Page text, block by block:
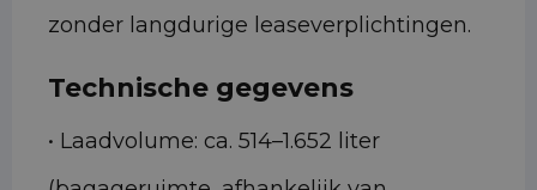
zonder langdurige leaseverplichtingen.
Technische gegevens
• Laadvolume: ca. 514–1.652 liter